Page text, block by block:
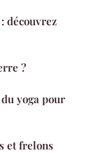
découvrez
?
yoga pour
et frelons